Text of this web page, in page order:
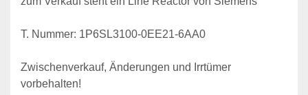
T. Nummer: 1P6SL3100-0EE21-6AA0
Zwischenverkauf, Änderungen und Irrtümer
vorbehalten!